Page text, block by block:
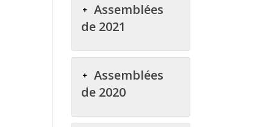
Assemblées
de 2021
Assemblées
de 2020